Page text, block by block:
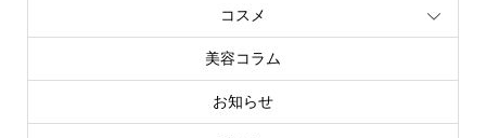
コスメ
美容コラム
お知らせ